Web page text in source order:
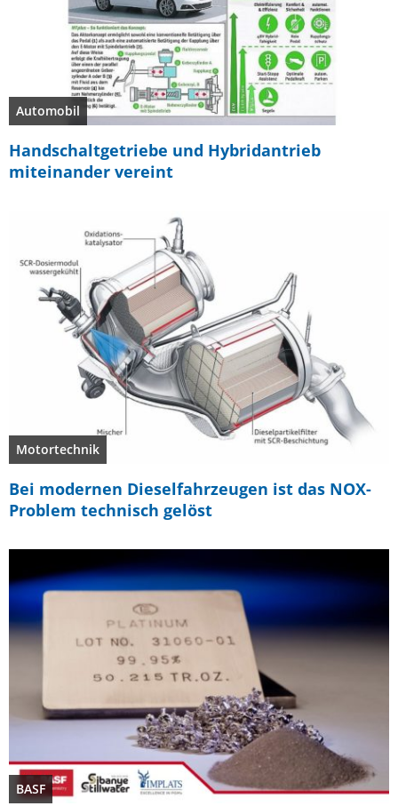
Automobil
Handschaltgetriebe und Hybridantrieb
miteinander vereint
Motortechnik
Bei modernen Dieselfahrzeugen ist das NOX-
Problem technisch gelöst
BASF